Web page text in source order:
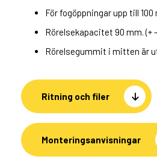
För fogöppningar upp till 100
Rörelsekapacitet 90 mm. (+
Rörelsegummit i mitten är
Ritning och filer
Monteringsanvisningar